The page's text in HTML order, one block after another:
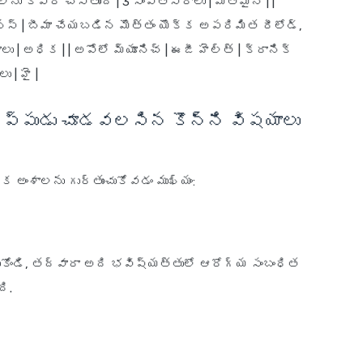
| బీమా చేయబడిన మొత్తం యొక్క అపరిమిత రీలోడ్,
| అధిక | | అపోలో మ్యూనిచ్ | ఈజీ హెల్త్ | క్రానిక్
| హై |
చూడవలసిన కొన్ని విషయాలు
గుర్తుంచుకోవడం ముఖ్యం:
తద్వారా అది భవిష్యత్తులో ఆరోగ్య సంబంధిత